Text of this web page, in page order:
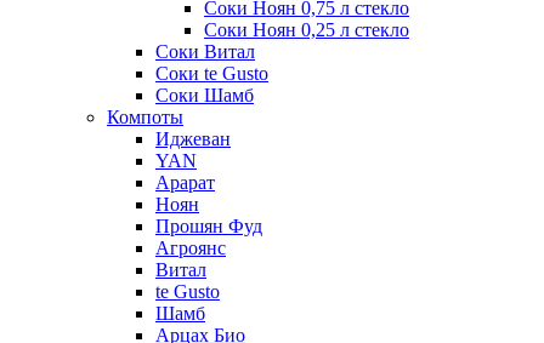
Соки Ноян 0,75 л стекло
Соки Ноян 0,25 л стекло
Соки Витал
Соки te Gusto
Соки Шамб
Компоты
Иджеван
YAN
Арарат
Ноян
Прошян Фуд
Агроянс
Витал
te Gusto
Шамб
Арцах Био